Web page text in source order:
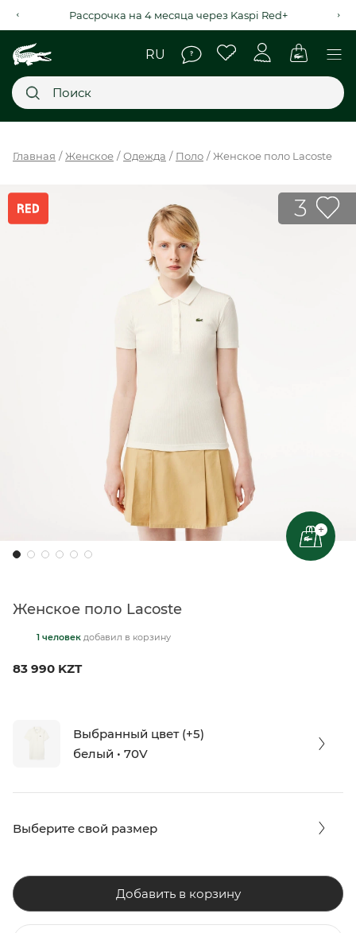
Рассрочка на 4 месяца через Kaspi Red+
НОВИНКИ
SALE
МЫ LACOSTE
Главная Женское Одежда Поло Женское поло Lacoste
3
+
Женское поло Lacoste
1 человек добавил в корзину
83 990 KZT
Выбранный цвет (+5)
белый • 70V
Выберите свой размер
Добавить в корзину